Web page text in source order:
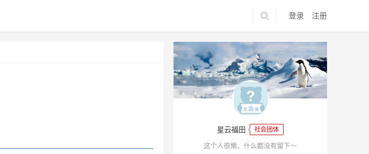
登录 注册
星云福田 社会团体
这个人很懒，什么都没有留下～